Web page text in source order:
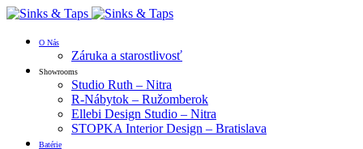
O Nás
Záruka a starostlivosť
Showrooms
Studio Ruth – Nitra
R-Nábytok – Ružomberok
Ellebi Design Studio – Nitra
STOPKA Interior Design – Bratislava
Batérie